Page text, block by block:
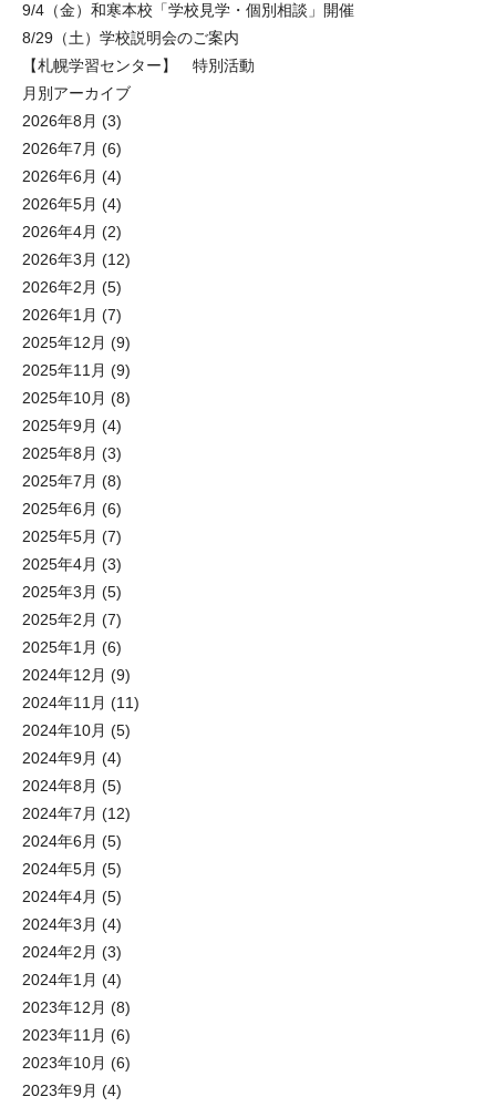
9/4（金）和寒本校「学校見学・個別相談」開催
8/29（土）学校説明会のご案内
【札幌学習センター】 特別活動
月別アーカイブ
2026年8月 (3)
2026年7月 (6)
2026年6月 (4)
2026年5月 (4)
2026年4月 (2)
2026年3月 (12)
2026年2月 (5)
2026年1月 (7)
2025年12月 (9)
2025年11月 (9)
2025年10月 (8)
2025年9月 (4)
2025年8月 (3)
2025年7月 (8)
2025年6月 (6)
2025年5月 (7)
2025年4月 (3)
2025年3月 (5)
2025年2月 (7)
2025年1月 (6)
2024年12月 (9)
2024年11月 (11)
2024年10月 (5)
2024年9月 (4)
2024年8月 (5)
2024年7月 (12)
2024年6月 (5)
2024年5月 (5)
2024年4月 (5)
2024年3月 (4)
2024年2月 (3)
2024年1月 (4)
2023年12月 (8)
2023年11月 (6)
2023年10月 (6)
2023年9月 (4)